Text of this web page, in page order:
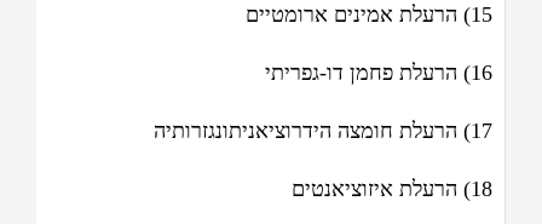
15) הרעלת אמינים ארומטיים
16) הרעלת פחמן דו-גפריתי
17) הרעלת חומצה הידרוציאניתונגזרותיה
18) הרעלת איזוציאנטים